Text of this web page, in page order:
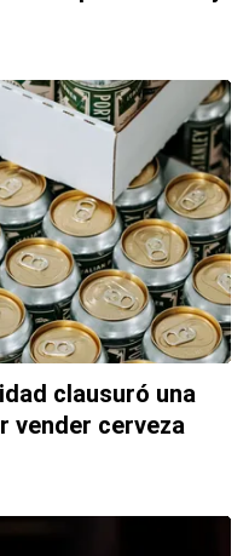
clausuró una
vender cerveza